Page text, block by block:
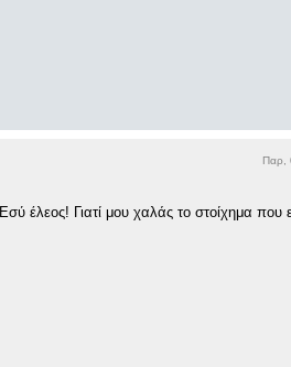
Παρ,
Εσύ έλεος! Γιατί μου χαλάς το στοίχημα που